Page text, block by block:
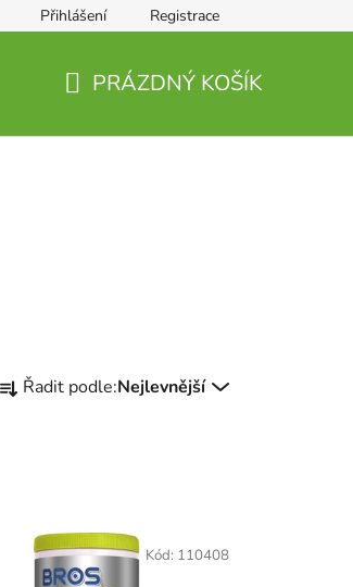
Přihlášení Registrace
PRÁZDNÝ KOŠÍK
a Řadit podle:Nejlevnější
Kód: 110408